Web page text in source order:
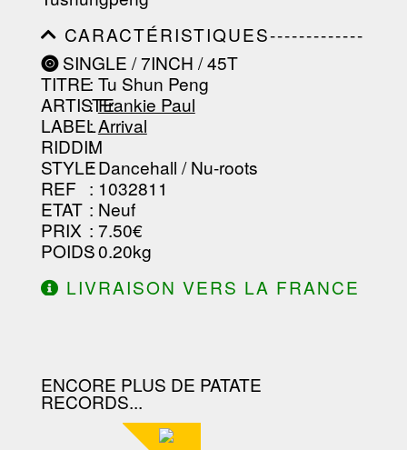
-----------------------------------------
-------------------
CARACTÉRISTIQUES-------------
-----------------------------------------
-----------------------------------------
-----------------------------------------
-----------------------------------------
--------------------------------
SINGLE / 7INCH / 45T
TITRE: Tu Shun Peng
ARTISTE
:Frankie Paul
LABEL
:Arrival
RIDDIM
:
STYLE: Dancehall / Nu-roots
REF : 1032811
ETAT : Neuf
PRIX : 7.50€
POIDS: 0.20kg
LIVRAISON VERS LA FRANCE
ENCORE PLUS DE PATATE
RECORDS...